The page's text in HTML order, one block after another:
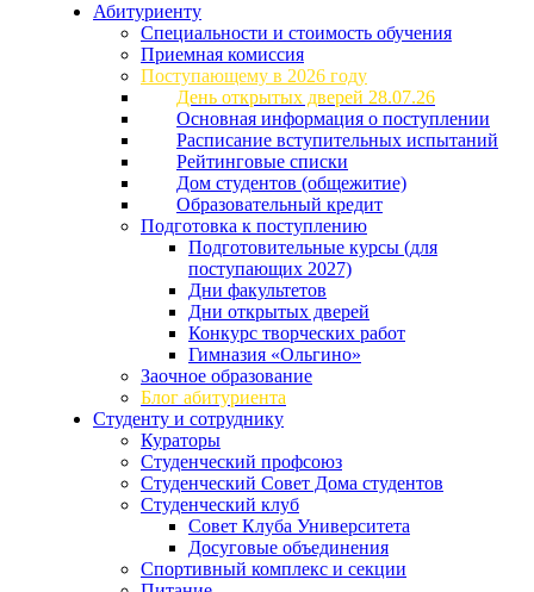
Абитуриенту
Специальности и стоимость обучения
Приемная комиссия
Поступающему в 2026 году
День открытых дверей 28.07.26
Основная информация о поступлении
Расписание вступительных испытаний
Рейтинговые списки
Дом студентов (общежитие)
Образовательный кредит
Подготовка к поступлению
Подготовительные курсы (для
поступающих 2027)
Дни факультетов
Дни открытых дверей
Конкурс творческих работ
Гимназия «Ольгино»
Заочное образование
Блог абитуриента
Студенту и сотруднику
Кураторы
Студенческий профсоюз
Студенческий Совет Дома студентов
Студенческий клуб
Совет Клуба Университета
Досуговые объединения
Спортивный комплекс и секции